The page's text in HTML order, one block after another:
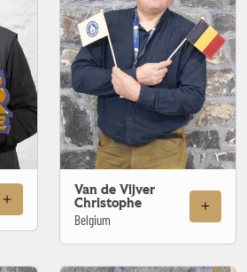
Van de Vijver
Christophe
Belgium